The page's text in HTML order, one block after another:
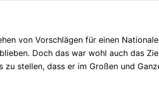
von Vorschlägen für einen
Doch das war wohl auch das
stellen, dass er im Großen und